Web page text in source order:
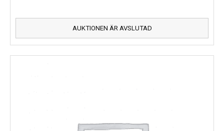
AUKTIONEN ÄR AVSLUTAD